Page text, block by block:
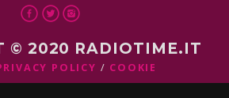
© 2020 RADIOTIME.IT
POLICY COOKIE